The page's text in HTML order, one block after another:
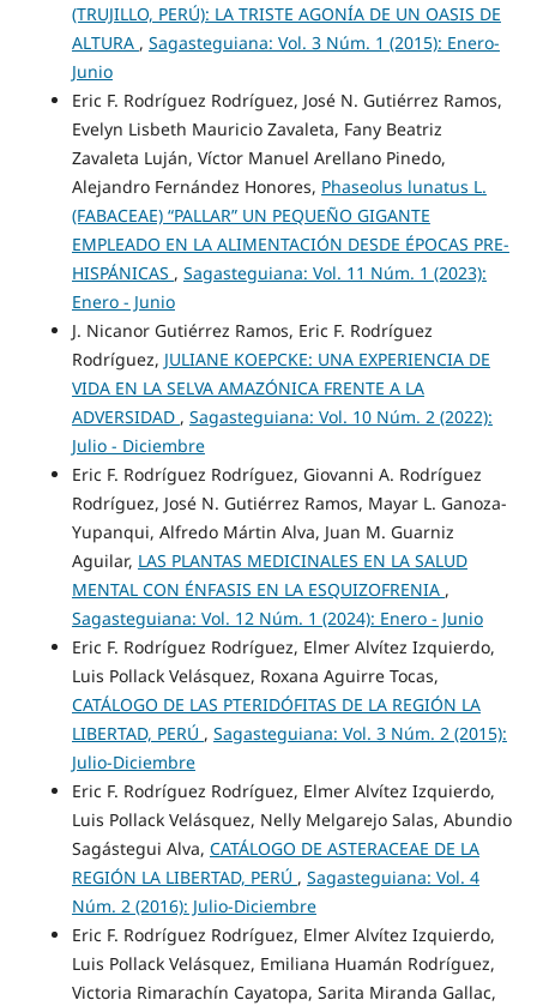
(TRUJILLO, PERÚ): LA TRISTE AGONÍA DE UN OASIS DE
ALTURA , Sagasteguiana: Vol. 3 Núm. 1 (2015): Enero-
Junio
Eric F. Rodríguez Rodríguez, José N. Gutiérrez Ramos,
Evelyn Lisbeth Mauricio Zavaleta, Fany Beatriz
Zavaleta Luján, Víctor Manuel Arellano Pinedo,
Alejandro Fernández Honores, Phaseolus lunatus L.
(FABACEAE) “PALLAR” UN PEQUEÑO GIGANTE
EMPLEADO EN LA ALIMENTACIÓN DESDE ÉPOCAS PRE-
HISPÁNICAS , Sagasteguiana: Vol. 11 Núm. 1 (2023):
Enero - Junio
J. Nicanor Gutiérrez Ramos, Eric F. Rodríguez
Rodríguez, JULIANE KOEPCKE: UNA EXPERIENCIA DE
VIDA EN LA SELVA AMAZÓNICA FRENTE A LA
ADVERSIDAD , Sagasteguiana: Vol. 10 Núm. 2 (2022):
Julio - Diciembre
Eric F. Rodríguez Rodríguez, Giovanni A. Rodríguez
Rodríguez, José N. Gutiérrez Ramos, Mayar L. Ganoza-
Yupanqui, Alfredo Mártin Alva, Juan M. Guarniz
Aguilar, LAS PLANTAS MEDICINALES EN LA SALUD
MENTAL CON ÉNFASIS EN LA ESQUIZOFRENIA ,
Sagasteguiana: Vol. 12 Núm. 1 (2024): Enero - Junio
Eric F. Rodríguez Rodríguez, Elmer Alvítez Izquierdo,
Luis Pollack Velásquez, Roxana Aguirre Tocas,
CATÁLOGO DE LAS PTERIDÓFITAS DE LA REGIÓN LA
LIBERTAD, PERÚ , Sagasteguiana: Vol. 3 Núm. 2 (2015):
Julio-Diciembre
Eric F. Rodríguez Rodríguez, Elmer Alvítez Izquierdo,
Luis Pollack Velásquez, Nelly Melgarejo Salas, Abundio
Sagástegui Alva, CATÁLOGO DE ASTERACEAE DE LA
REGIÓN LA LIBERTAD, PERÚ , Sagasteguiana: Vol. 4
Núm. 2 (2016): Julio-Diciembre
Eric F. Rodríguez Rodríguez, Elmer Alvítez Izquierdo,
Luis Pollack Velásquez, Emiliana Huamán Rodríguez,
Victoria Rimarachín Cayatopa, Sarita Miranda Gallac,